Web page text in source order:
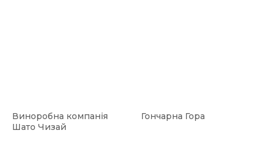
Виноробна компанія
Шато Чизай
Гончарна Гора